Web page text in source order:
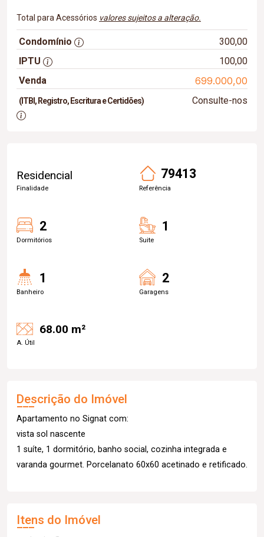
Total para Acessórios valores sujeitos a alteração.
Condomínio
300,00
IPTU
100,00
Venda
699.000,00
(ITBI, Registro, Escritura e Certidões) Consulte-nos
Residencial
Finalidade
79413
Referência
2
Dormitórios
1
Suite
1
Banheiro
2
Garagens
68.00 m²
A. Útil
Descrição do Imóvel
Apartamento no Signat com:
vista sol nascente
1 suíte, 1 dormitório, banho social, cozinha integrada e
varanda gourmet. Porcelanato 60x60 acetinado e retificado.
Itens do Imóvel